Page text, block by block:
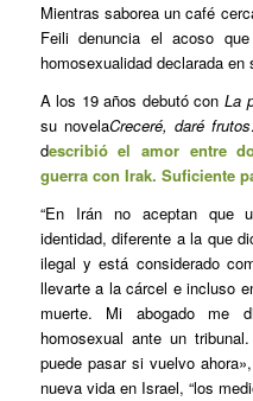
Mientras saborea un café
Feili denuncia el acoso
homosexualidad declarada
A los 19 años debutó con La
su novelaCreceré, daré
describió el amor entre
guerra con Irak. Suficiente
“En Irán no aceptan que
identidad, diferente a la que
ilegal y está considerado
llevarte a la cárcel e incluso
muerte. Mi abogado me
homosexual ante un
puede pasar si vuelvo
nueva vida en Israel, “los